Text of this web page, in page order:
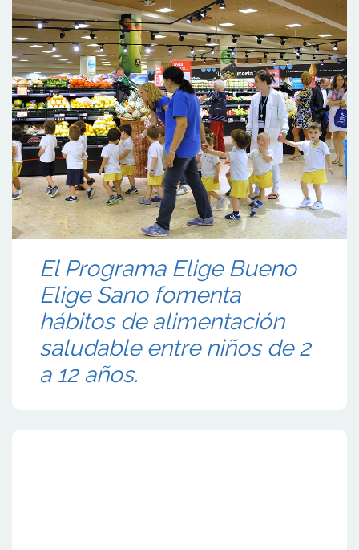
El Programa Elige Bueno
Elige Sano fomenta
hábitos de alimentación
saludable entre niños de 2
a 12 años.